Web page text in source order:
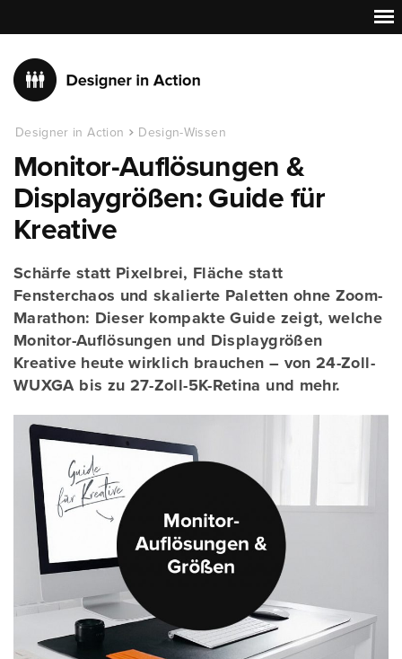
Designer in Action Design-Wissen
Monitor-Auflösungen &
Displaygrößen: Guide für
Kreative
Schärfe statt Pixelbrei, Fläche statt
Fensterchaos und skalierte Paletten ohne Zoom-
Marathon: Dieser kompakte Guide zeigt, welche
Monitor-Auflösungen und Displaygrößen
Kreative heute wirklich brauchen – von 24-Zoll-
WUXGA bis zu 27-Zoll-5K-Retina und mehr.